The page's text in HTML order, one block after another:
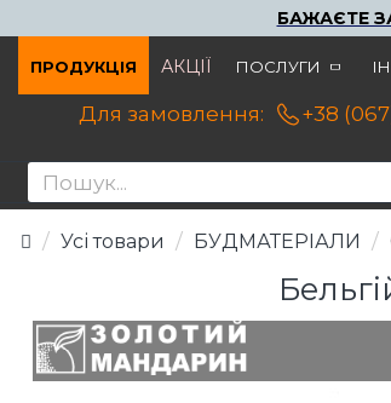
ПРОДУКЦІЯ АКЦІЇ ПОСЛУГИ
Для замовлення: +38
Усі товари БУДМАТЕРІАЛИ
БАЖАЄТЕ